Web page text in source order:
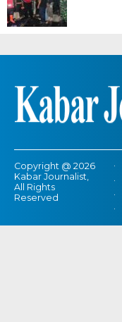
Copyright @ 2026
Kabar Journalist,
All Rights
Reserved